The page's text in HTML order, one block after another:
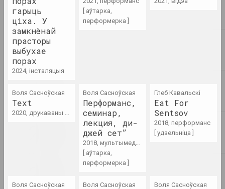
1940
2023. масштабная выстаўка
2023. замежнае падзея, масштабная выстаўка, групавы праект
Pixel. Ад кропкі да
лічбавага мастацтва
2023. выстава
Puszcza Białowieska
гарыць
ціха. У
замкнёнай
прасторы
выбухае
порах
2024, інсталяцыя
[ аўтарка,
перформерка ]
Воля Сасноўская
Text
2020, друкаваны твор
Воля Сасноўская
Перформанс,
семинар,
лекция, ди-
джей сет”
2018, мультымедыйная праца, перформанс
[ аўтарка,
перформерка ]
Глеб Кавальскі
Eat For
Sentsov
2018, перформанс
[ удзельніца ]
Воля Сасноўская Воля Сасноўская Воля Сасноўская